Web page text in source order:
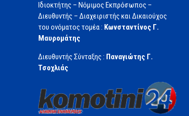
Ιδιοκτήτης – Νόμιμος Εκπρόσωπος –
Διευθυντής – Διαχειριστής και Δικαιούχος
του ονόματος τομέα : Κωνσταντίνος Γ.
Μαυρομάτης
Διευθυντής Σύνταξης : Παναγιώτης Γ.
Τσοχλιάς